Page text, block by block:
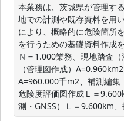
本業務は、茨城県が管理す
地での計測や既存資料を用
により、概略的に危険箇所
を行うための基礎資料作成
Ｎ＝1.000業務、現地踏査
（管理図作成）
A=960.000千m2、補測編集
危険度評価図作成Ｌ＝
測・GNSS）Ｌ＝9.600km